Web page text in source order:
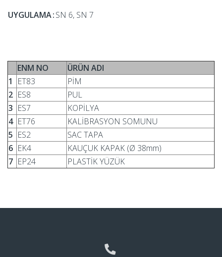
UYGULAMA:SN 6, SN 7
ENM NO
ÜRÜN ADI
1
ET83
PİM
2 ES8
PUL
3 ES7
KOPİLYA
4 ET76
KALİBRASYON SOMUNU
5 ES2
SAC TAPA
6 EK4
KAUÇUK KAPAK (Ø 38mm)
7 EP24 PLASTİK YÜZÜK